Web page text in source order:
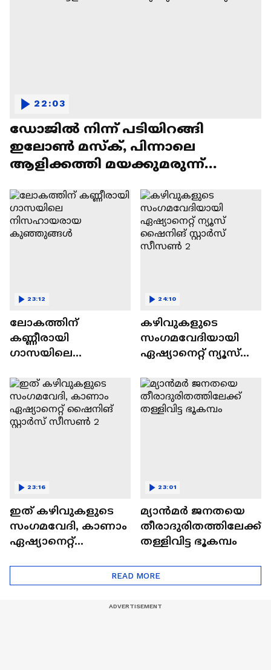
ഡോജിൽ നിന്ന് പടിയിറങ്ങി
ഇലോൺ മസ്ക്, പിന്നാലെ
ആളിക്കത്തി മയക്കുമരുന്ന്
22:03
ലോകത്തിന്
കണ്ണീരായി
ഗാസയിലെ
കുഞ്ഞുങ്ങൾ
23:12
കഴിവുകളുടെ
സംഗമവേദിയായി
ഏഷ്യാനെറ്റ് ന്യൂസ്
സീസൺ 2
24:10
ഇത് കഴിവുകളുടെ
സംഗമവേദി, കാണാം
ഏഷ്യാനെറ്റ്
23:16
മ്യാൻമർ ജനതയെ
തീരാദുരിതത്തിലേക്ക്
തള്ളിവിട്ട ഭൂകമ്പം
23:01
READ MORE